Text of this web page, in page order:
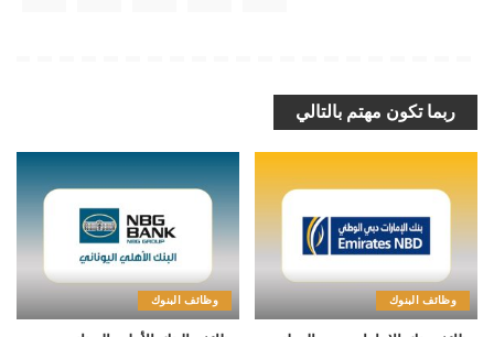
ربما تكون مهتم بالتالي
وظائف البنوك وظائف البنوك